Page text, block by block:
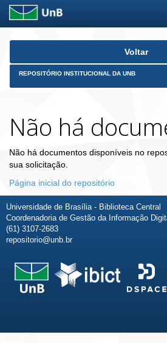
Skip
Voltar
REPOSITÓRIO INSTITUCIONAL DA UNB
Não há
Não há documentos disponíveis no
sua solicitação.
Página inicial do repositório
Universidade de Brasília - Biblioteca Central
Coordenadoria de Gestão da Informação
(61) 3107-2683
repositorio@unb.br